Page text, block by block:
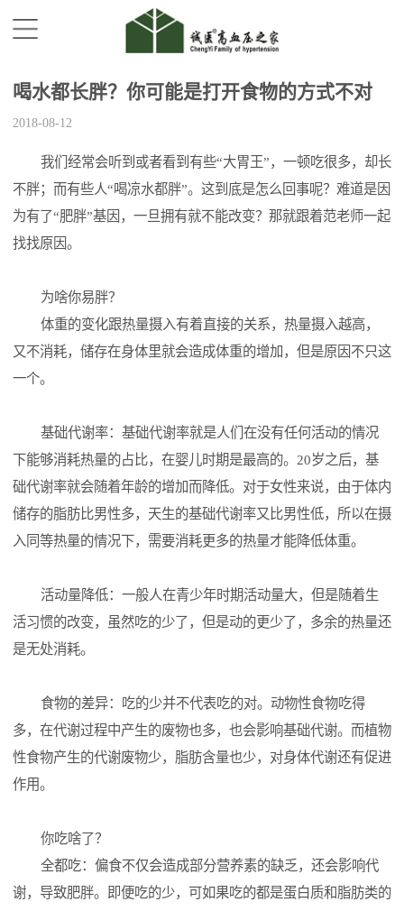
喝水都长胖？你可能是打开食物的方式不对
2018-08-12
我们经常会听到或者看到有些“大胃王”，一顿吃很多，却长
不胖；而有些人“喝凉水都胖”。这到底是怎么回事呢？难道是因
为有了“肥胖”基因，一旦拥有就不能改变？那就跟着范老师一起
找找原因。
为啥你易胖？
体重的变化跟热量摄入有着直接的关系，热量摄入越高，
又不消耗，储存在身体里就会造成体重的增加，但是原因不只这
一个。
基础代谢率：基础代谢率就是人们在没有任何活动的情况
下能够消耗热量的占比，在婴儿时期是最高的。20岁之后，基
础代谢率就会随着年龄的增加而降低。对于女性来说，由于体内
储存的脂肪比男性多，天生的基础代谢率又比男性低，所以在摄
入同等热量的情况下，需要消耗更多的热量才能降低体重。
活动量降低：一般人在青少年时期活动量大，但是随着生
活习惯的改变，虽然吃的少了，但是动的更少了，多余的热量还
是无处消耗。
食物的差异：吃的少并不代表吃的对。动物性食物吃得
多，在代谢过程中产生的废物也多，也会影响基础代谢。而植物
性食物产生的代谢废物少，脂肪含量也少，对身体代谢还有促进
作用。
你吃啥了？
全都吃：偏食不仅会造成部分营养素的缺乏，还会影响代
谢，导致肥胖。即便吃的少，可如果吃的都是蛋白质和脂肪类的